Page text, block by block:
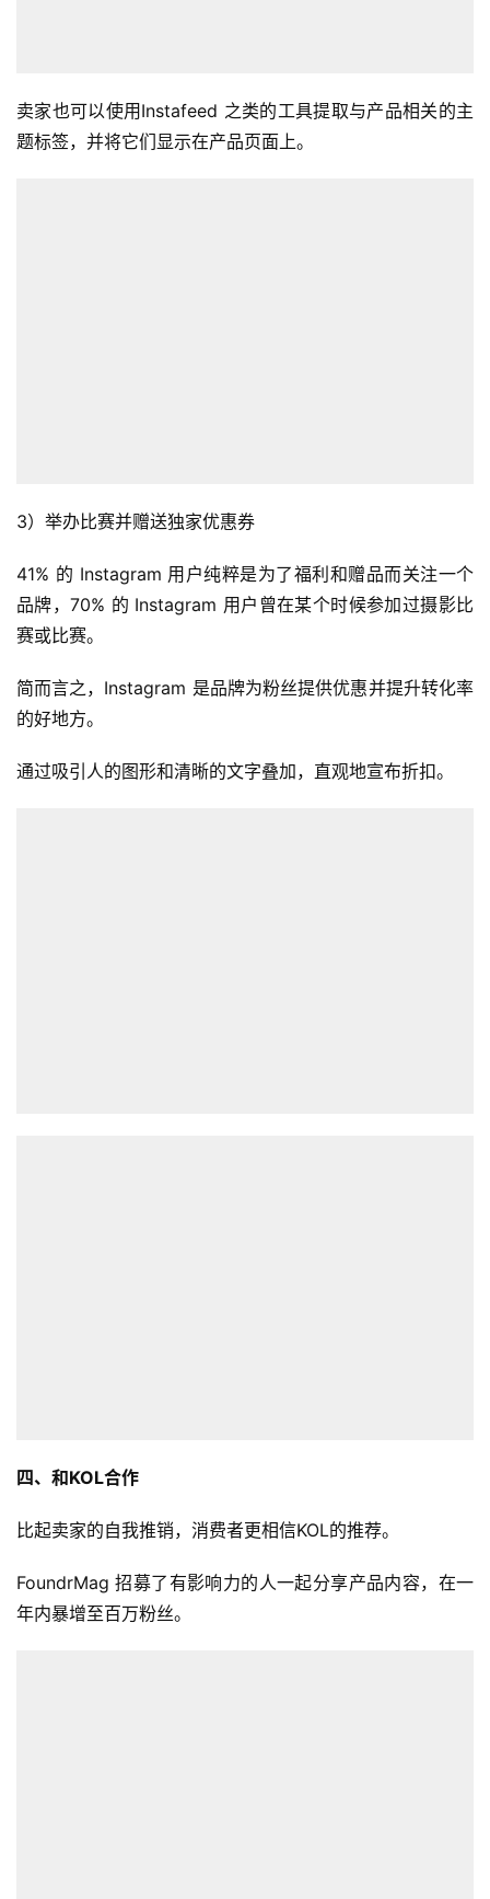
卖家也可以使用Instafeed 之类的工具提取与产品相关的主
题标签，并将它们显示在产品页面上。
3）举办比赛并赠送独家优惠券
41% 的 Instagram 用户纯粹是为了福利和赠品而关注一个
品牌，70% 的 Instagram 用户曾在某个时候参加过摄影比
赛或比赛。
简而言之，Instagram 是品牌为粉丝提供优惠并提升转化率
的好地方。
通过吸引人的图形和清晰的文字叠加，直观地宣布折扣。
四、和KOL合作
比起卖家的自我推销，消费者更相信KOL的推荐。
FoundrMag 招募了有影响力的人一起分享产品内容，在一
年内暴增至百万粉丝。